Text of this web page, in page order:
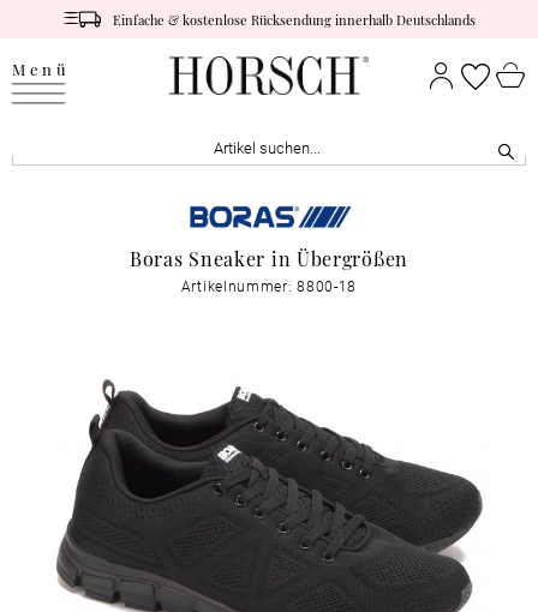
Einfache & kostenlose Rücksendung innerhalb Deutschlands
Menü
Boras Sneaker in Übergrößen
Artikelnummer: 8800-18